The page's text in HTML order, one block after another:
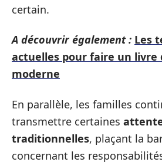
certain.
A découvrir également : Les
actuelles pour faire un livre
moderne
En parallèle, les familles
transmettre certaines
traditionnelles, plaçant la
concernant les